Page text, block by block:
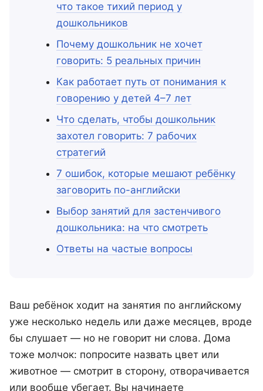
что такое тихий период у
дошкольников
Почему дошкольник не хочет
говорить: 5 реальных причин
Как работает путь от понимания к
говорению у детей 4–7 лет
Что сделать, чтобы дошкольник
захотел говорить: 7 рабочих
стратегий
7 ошибок, которые мешают ребёнку
заговорить по-английски
Выбор занятий для застенчивого
дошкольника: на что смотреть
Ответы на частые вопросы
Ваш ребёнок ходит на занятия по английскому
уже несколько недель или даже месяцев, вроде
бы слушает — но не говорит ни слова. Дома
тоже молчок: попросите назвать цвет или
животное — смотрит в сторону, отворачивается
или вообще убегает. Вы начинаете